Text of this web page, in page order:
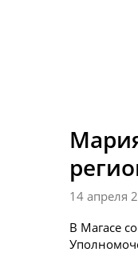
14 апреля
В Магасе